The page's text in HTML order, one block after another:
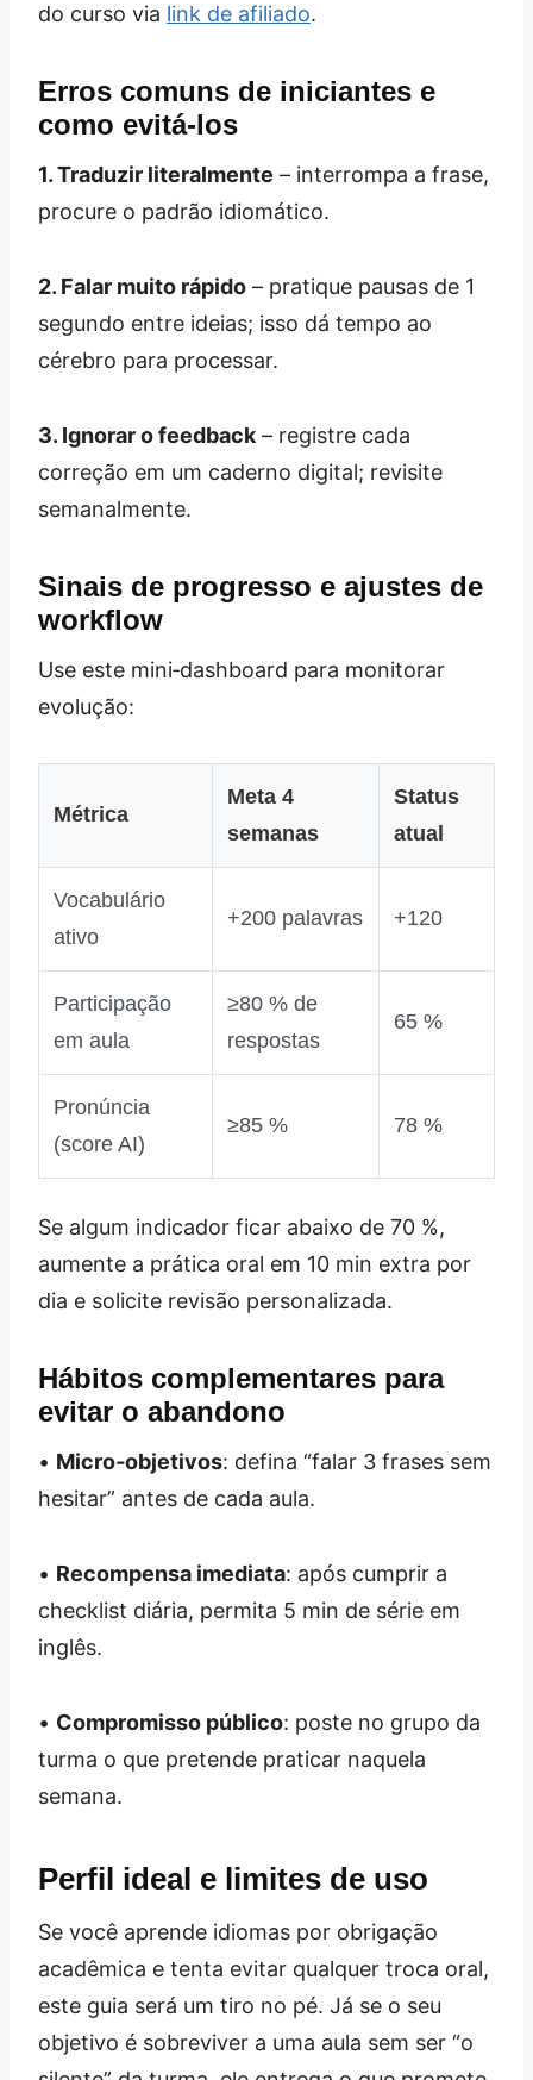
do curso via link de afiliado.
Erros comuns de iniciantes e
como evitá‑los
1. Traduzir literalmente – interrompa a frase,
procure o padrão idiomático.
2. Falar muito rápido – pratique pausas de 1
segundo entre ideias; isso dá tempo ao
cérebro para processar.
3. Ignorar o feedback – registre cada
correção em um caderno digital; revisite
semanalmente.
Sinais de progresso e ajustes de
workflow
Use este mini‑dashboard para monitorar
evolução:
Métrica
Meta 4
semanas
Status
atual
Vocabulário
ativo
+200 palavras +120
Participação
em aula
≥80 % de
respostas
65 %
Pronúncia
(score AI)
≥85 % 78 %
Se algum indicador ficar abaixo de 70 %,
aumente a prática oral em 10 min extra por
dia e solicite revisão personalizada.
Hábitos complementares para
evitar o abandono
• Micro‑objetivos: defina “falar 3 frases sem
hesitar” antes de cada aula.
• Recompensa imediata: após cumprir a
checklist diária, permita 5 min de série em
inglês.
• Compromisso público: poste no grupo da
turma o que pretende praticar naquela
semana.
Perfil ideal e limites de uso
Se você aprende idiomas por obrigação
acadêmica e tenta evitar qualquer troca oral,
este guia será um tiro no pé. Já se o seu
objetivo é sobreviver a uma aula sem ser “o